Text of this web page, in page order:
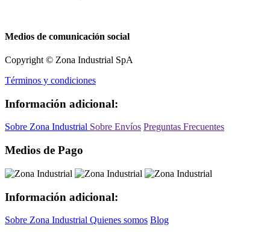
Medios de comunicación social
Copyright © Zona Industrial SpA
Términos y condiciones
Información adicional:
Sobre Zona Industrial Sobre Envíos Preguntas Frecuentes
Medios de Pago
Información adicional:
Sobre Zona Industrial Quienes somos Blog